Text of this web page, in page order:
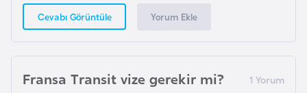
Cevabı Görüntüle Yorum Ekle
Fransa Transit vize gerekir mi?
r
e
r